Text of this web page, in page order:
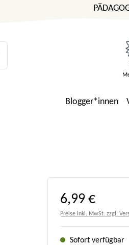
Blogger*innen
Regulärer Preis:
6,99 €
Preise inkl. MwSt. zzgl.
Sofort verfügbar